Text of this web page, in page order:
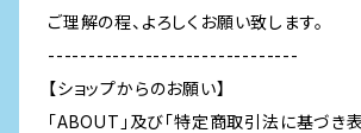
ご理解の程、よろしくお願い致します。
-------------------------------
【ショップからのお願い】
「ABOUT」及び「特定商取引法に基づき